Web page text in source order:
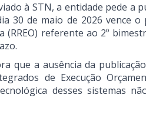
à STN, a entidade pede a
30 de maio de 2026 vence o
(RREO) referente ao 2º
que a ausência da
de Execução
desses sistemas